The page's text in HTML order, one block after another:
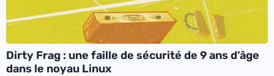
Dirty Frag : une faille de sécurité de 9 ans d’âge
dans le noyau Linux